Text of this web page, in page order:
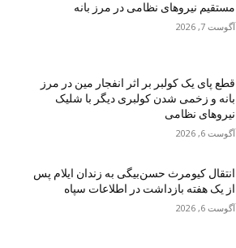
مستقیم نیروهای نظامی در مرز بانه
آگوست 7, 2026
قطع پای یک کولبر بر اثر انفجار مین در مرز
بانه و زخمی شدن کولبری دیگر با شلیک
نیروهای نظامی
آگوست 6, 2026
انتقال کیومرث حسن‌بیگی به زندان ایلام پس
از یک هفته بازداشت در اطلاعات سپاه
آگوست 6, 2026